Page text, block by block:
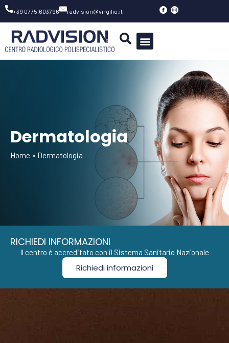
Vai
contenuto
+39 0775.603796 radvision@virgilio.it
Dermatologia
Home » Dermatologia
RICHIEDI INFORMAZIONI
Il centro è accreditato con il Sistema Sanitario Nazionale
Richiedi informazioni